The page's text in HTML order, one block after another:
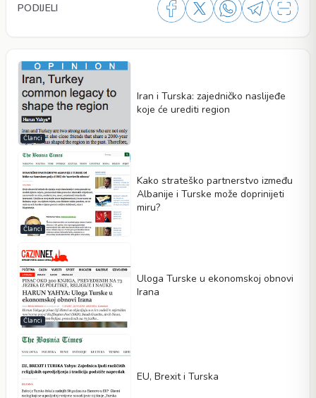
PODIJELI
Članci
Iran i Turska: zajedničko naslijeđe
koje će urediti region
Članci
Kako strateško partnerstvo između
Albanije i Turske može doprinijeti
miru?
Članci
Uloga Turske u ekonomskoj obnovi
Irana
EU, Brexit i Turska